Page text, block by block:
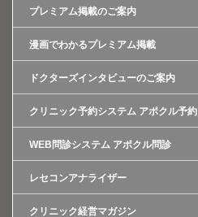
プレミアム掲載のご案内
漫画でわかるプレミアム掲載
ドクターズインタビューのご案内
クリニック予約システム アポクル予約
WEB問診システム アポクル問診
レセコンアナライザー
クリニック経営マガジン